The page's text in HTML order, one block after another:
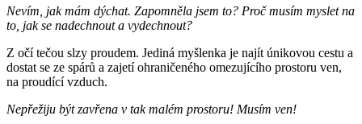
Nevím, jak mám dýchat. Zapomněla jsem to? Proč musím myslet na
to, jak se nadechnout a vydechnout?
Z očí tečou slzy proudem. Jediná myšlenka je najít únikovou cestu a
dostat se ze spárů a zajetí ohraničeného omezujícího prostoru ven,
na proudící vzduch.
Nepřežiju být zavřena v tak malém prostoru! Musím ven!